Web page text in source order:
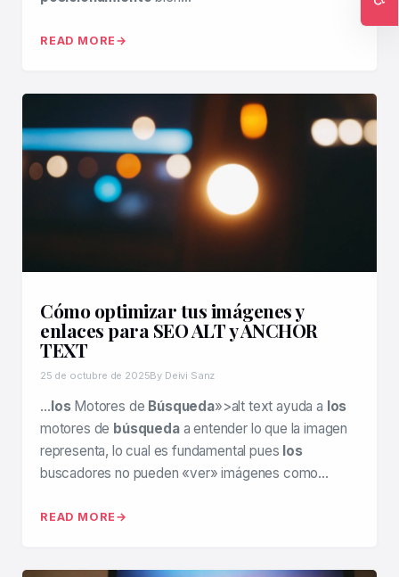
READ MORE
Cómo optimizar tus imágenes y
enlaces para SEO ALT y ANCHOR
TEXT
25 de octubre de 2025By Deivi Sanz
…losMotores de Búsqueda»>alt text ayuda a los
motores de búsquedaa entender lo que la imagen
representa, lo cual es fundamental pues los
buscadores no pueden «ver» imágenes como…
READ MORE